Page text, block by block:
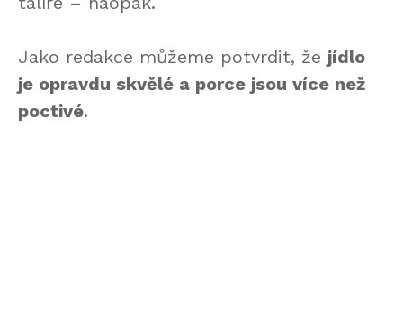
Jako redakce můžeme potvrdit, že jídlo
je opravdu skvělé a porce jsou více než
poctivé.